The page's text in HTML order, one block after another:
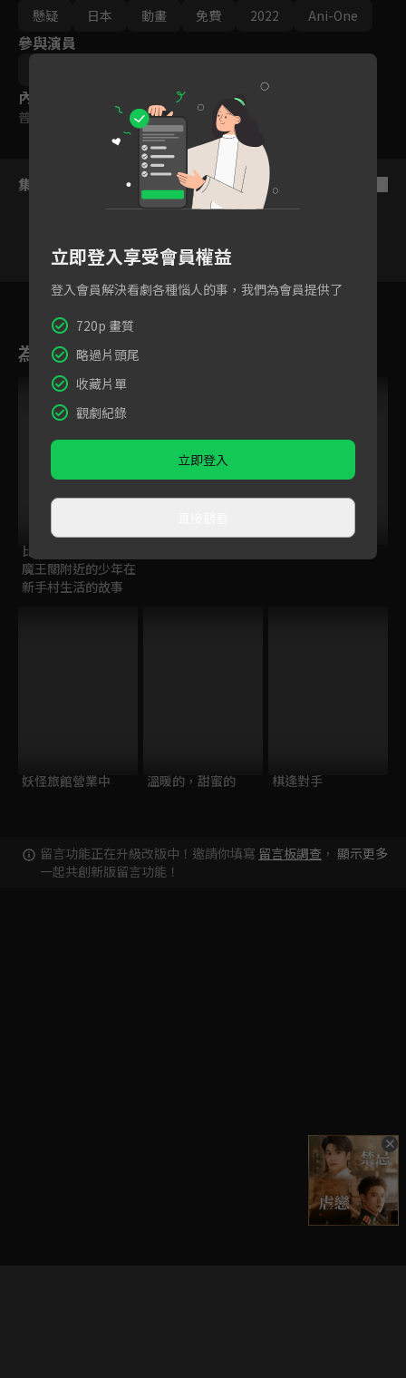
當代皇帝・高峻，因某樣委託來拜訪壽雪。
兩人相遇，揭開了歷史掩蓋的「秘密」……
懸疑
日本 動畫 免費 2022 Ani-One
參與演員
內容標籤
普遍級
集數列表
7 8 9 10 11
為您推薦
比方說，這是個出身
魔王關附近的少年在
新手村生活的故事
妖怪旅館營業中 溫暖的，甜蜜的 棋逢對手
留言功能正在升級改版中！邀請你填寫 留言板調查 ，
一起共創新版留言功能！
顯示更多
立即登入享受會員權益
登入會員解決看劇各種惱人的事，我們為會員提供了
720p 畫質
略過片頭尾
收藏片單
觀劇紀錄
立即登入